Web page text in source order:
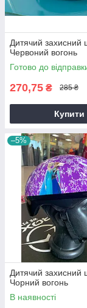
Дитячий захисний
Червоний вогонь
Готово до
270,75 ₴ 285 ₴
Купити
–5%
Дитячий захисний
Чорний вогонь
В наявності